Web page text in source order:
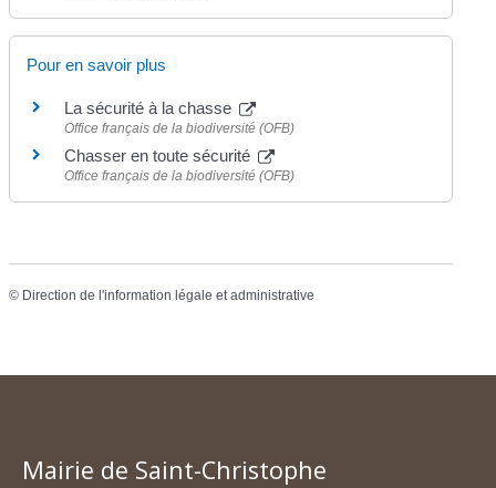
Pour en savoir plus
La sécurité à la chasse
Office français de la biodiversité (OFB)
Chasser en toute sécurité
Office français de la biodiversité (OFB)
© Direction de l'information légale et administrative
Mairie de Saint-Christophe